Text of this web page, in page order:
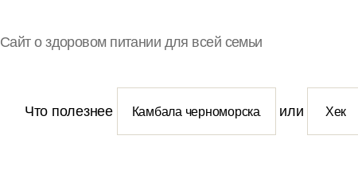
Сайт о здоровом питании для всей семьи
Что полезнее или